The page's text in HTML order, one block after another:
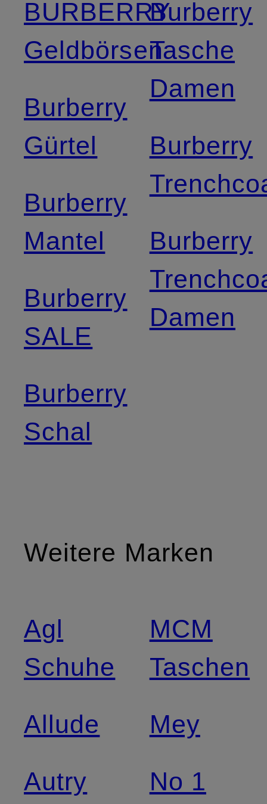
BURBERRY
Geldbörsen
Burberry
Gürtel
Burberry
Mantel
Burberry
SALE
Burberry
Schal
Burberry
Tasche
Damen
Burberry
Burberry
Damen
Weitere Marken
Agl
Schuhe
Allude
Autry
MCM
Taschen
Mey
No 1